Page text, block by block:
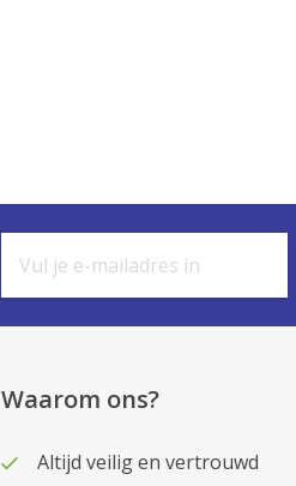
Waarom ons?
Altijd veilig en vertrouwd